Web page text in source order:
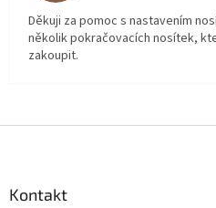
Děkuji za pomoc s nastavením
několik pokračovacích nosítek,
zakoupit.
Kontakt